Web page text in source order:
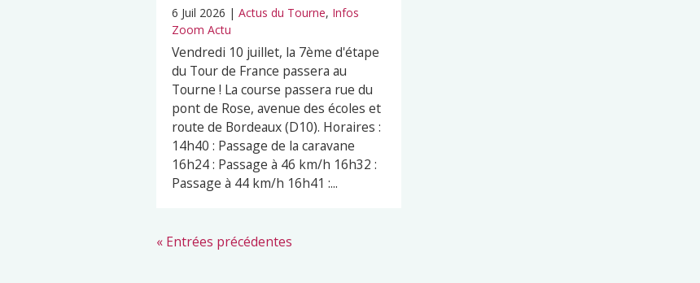
6 Juil 2026 | Actus du Tourne, Infos
Zoom Actu
Vendredi 10 juillet, la 7ème d'étape
du Tour de France passera au
Tourne ! La course passera rue du
pont de Rose, avenue des écoles et
route de Bordeaux (D10). Horaires :
14h40 : Passage de la caravane
16h24 : Passage à 46 km/h 16h32 :
Passage à 44 km/h 16h41 :...
« Entrées précédentes